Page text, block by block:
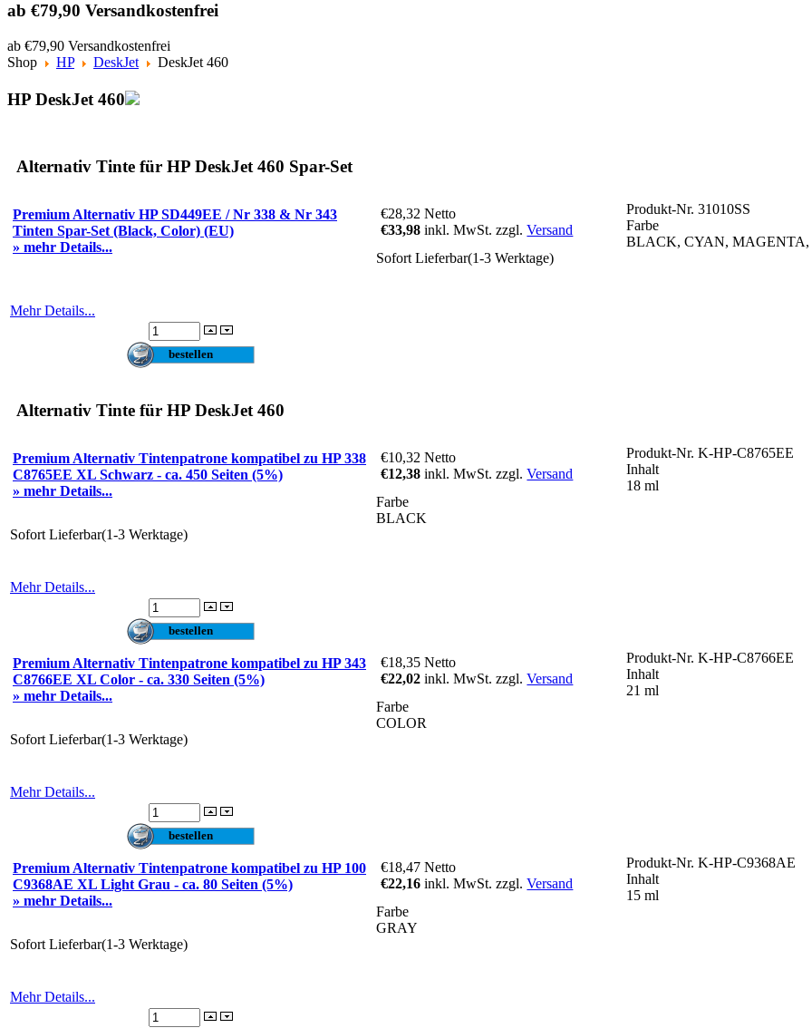
ab €79,90 Versandkostenfrei
ab €79,90 Versandkostenfrei
Shop
HP DeskJet DeskJet 460
HP DeskJet 460
Alternativ Tinte für HP DeskJet 460 Spar-Set
Premium Alternativ HP SD449EE / Nr 338 & Nr 343
Tinten Spar-Set (Black, Color) (EU)
» mehr Details...
€28,32Netto
€33,98inkl. MwSt. zzgl.Versand
Produkt-Nr. 31010SS
Farbe
BLACK, CYAN, MAGENTA,
Sofort Lieferbar(1-3 Werktage)
Mehr Details...
Alternativ Tinte für HP DeskJet 460
Premium Alternativ Tintenpatrone kompatibel zu HP 338
C8765EE XL Schwarz - ca. 450 Seiten (5%)
» mehr Details...
€10,32Netto
€12,38inkl. MwSt. zzgl.Versand
Produkt-Nr. K-HP-C8765EE
Inhalt
18 ml
Farbe
BLACK
Sofort Lieferbar(1-3 Werktage)
Mehr Details...
Premium Alternativ Tintenpatrone kompatibel zu HP 343
C8766EE XL Color - ca. 330 Seiten (5%)
» mehr Details...
€18,35Netto
€22,02inkl. MwSt. zzgl.Versand
Produkt-Nr. K-HP-C8766EE
Inhalt
21 ml
Farbe
COLOR
Sofort Lieferbar(1-3 Werktage)
Mehr Details...
Premium Alternativ Tintenpatrone kompatibel zu HP 100
C9368AE XL Light Grau - ca. 80 Seiten (5%)
» mehr Details...
€18,47Netto
€22,16inkl. MwSt. zzgl.Versand
Produkt-Nr. K-HP-C9368AE
Inhalt
15 ml
Farbe
GRAY
Sofort Lieferbar(1-3 Werktage)
Mehr Details...